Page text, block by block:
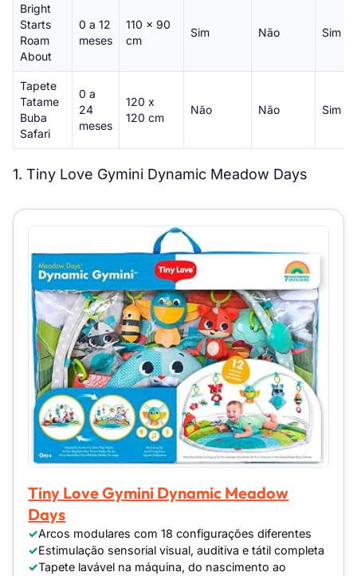
Bright
Starts
Roam
About
0 a 12
meses
110 x 90
cm
Sim Não Sim
Tapete
Tatame
Buba
Safari
0 a
24
meses
120 x
120 cm
Não Não Sim
1. Tiny Love Gymini Dynamic Meadow Days
Tiny Love Gymini Dynamic Meadow
Days
Arcos modulares com 18 configurações diferentes
Estimulação sensorial visual, auditiva e tátil completa
Tapete lavável na máquina, do nascimento ao